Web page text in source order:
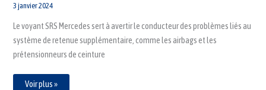
3 janvier 2024
Le voyant SRS Mercedes sert à avertir le conducteur des problèmes liés au
système de retenue supplémentaire, comme les airbags et les
prétensionneurs de ceinture
Voir plus »